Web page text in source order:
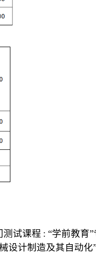
测试课程 : “学前教育
设计制造及其自动化